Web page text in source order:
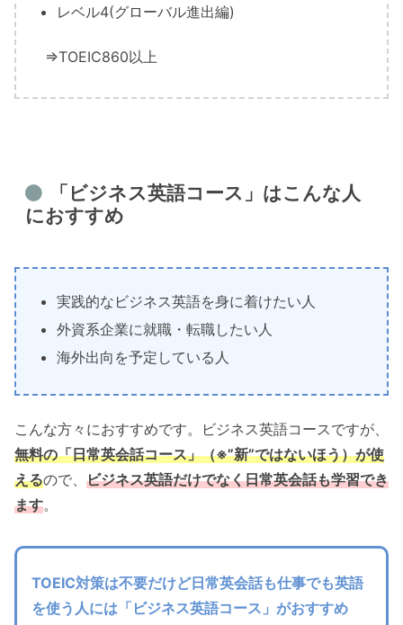
レベル4(グローバル進出編)
⇒TOEIC860以上
「ビジネス英語コース」はこんな人
におすすめ
実践的なビジネス英語を身に着けたい人
外資系企業に就職・転職したい人
海外出向を予定している人
こんな方々におすすめです。ビジネス英語コースですが、
無料の「日常英会話コース」（※”新”ではないほう）が使
えるので、 ビジネス英語だけでなく日常英会話も学習でき
ます。
TOEIC対策は不要だけど日常英会話も仕事でも英語
を使う人には「ビジネス英語コース」がおすすめ